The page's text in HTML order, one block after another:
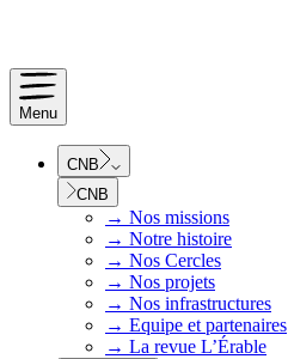
Menu
CNB
CNB
→ Nos missions
→ Notre histoire
→ Nos Cercles
→ Nos projets
→ Nos infrastructures
→ Equipe et partenaires
→ La revue L’Érable